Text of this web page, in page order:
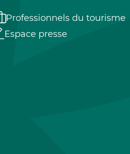
Professionnels du tourisme
Espace presse